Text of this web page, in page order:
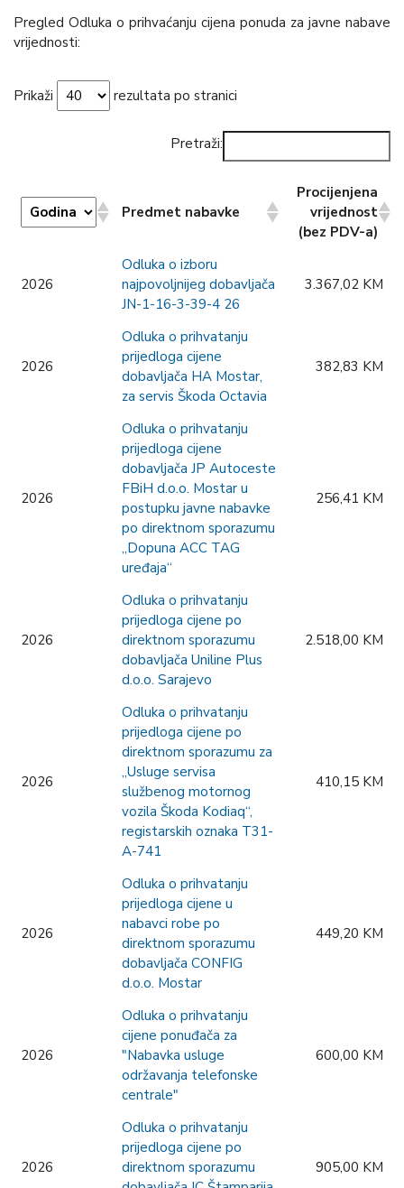
Pregled Odluka o prihvaćanju cijena ponuda za javne nabave
vrijednosti:
Prikaži rezultata po stranici
Pretraži:
Predmet nabavke
Procijenjena
vrijednost
(bez PDV-a)
Predmet nabavke
vrijednost
2026
Odluka o izboru
najpovoljnijeg dobavljača
JN-1-16-3-39-4 26
3.367,02 KM
2026
Odluka o prihvatanju
prijedloga cijene
dobavljača HA Mostar,
za servis Škoda Octavia
382,83 KM
2026
Odluka o prihvatanju
prijedloga cijene
dobavljača JP Autoceste
FBiH d.o.o. Mostar u
postupku javne nabavke
po direktnom sporazumu
„Dopuna ACC TAG
uređaja“
256,41 KM
2026
Odluka o prihvatanju
prijedloga cijene po
direktnom sporazumu
dobavljača Uniline Plus
d.o.o. Sarajevo
2.518,00 KM
2026
Odluka o prihvatanju
prijedloga cijene po
direktnom sporazumu za
„Usluge servisa
službenog motornog
vozila Škoda Kodiaq“,
registarskih oznaka T31-
A-741
410,15 KM
2026
Odluka o prihvatanju
prijedloga cijene u
nabavci robe po
direktnom sporazumu
dobavljača CONFIG
d.o.o. Mostar
449,20 KM
2026
Odluka o prihvatanju
cijene ponuđača za
"Nabavka usluge
održavanja telefonske
centrale"
600,00 KM
2026
Odluka o prihvatanju
prijedloga cijene po
direktnom sporazumu
905,00 KM